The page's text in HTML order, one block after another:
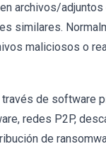
archivos/
similares.
maliciosos o
de software
redes P2P,
de